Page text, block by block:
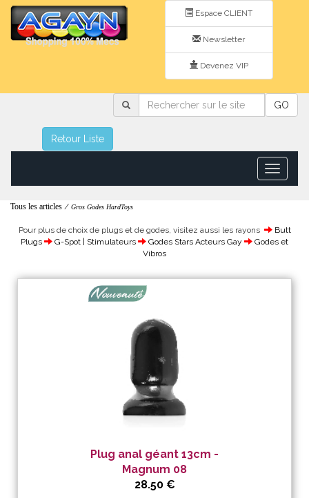
Espace CLIENT
Newsletter
Devenez VIP
sur
GO
Retour Liste
Toggle
navigation
Tous les articles / Gros Godes HardToys
Pour plus de choix de plugs et de godes, visitez aussi les rayons
Butt
Plugs
G-Spot | Stimulateurs Godes Stars Acteurs Gay
Godes et
Vibros
Plug anal géant 13cm -
Magnum 08
28.50 €